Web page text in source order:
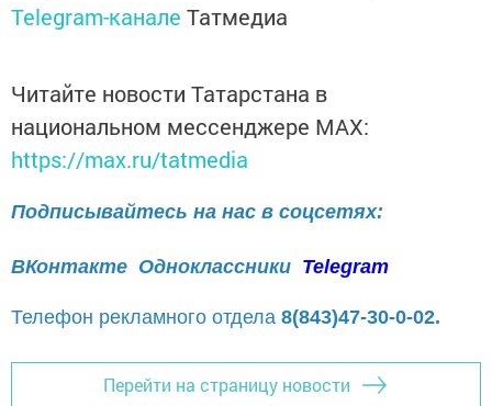
Telegram-канале Татмедиа
Читайте новости Татарстана в
национальном мессенджере MАХ:
https://max.ru/tatmedia
Подписывайтесь на нас в соцсетях:
ВКонтакте Одноклассники Telegram
Телефон рекламного отдела 8(843)47-30-0-02.
Перейти на страницу новости